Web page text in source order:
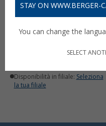
Maniglia singola
Disponibilità in filiale: Seleziona
la tua filiale
STAY ON WWW.BERGER-
You can change the
SELECT